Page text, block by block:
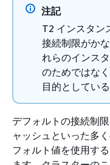
注記
T2 インスタン
接続制限がか
れらのインス
のためではな
目的としている
デフォルトの接続制
ャッシュといった多
フォルト値を使用す